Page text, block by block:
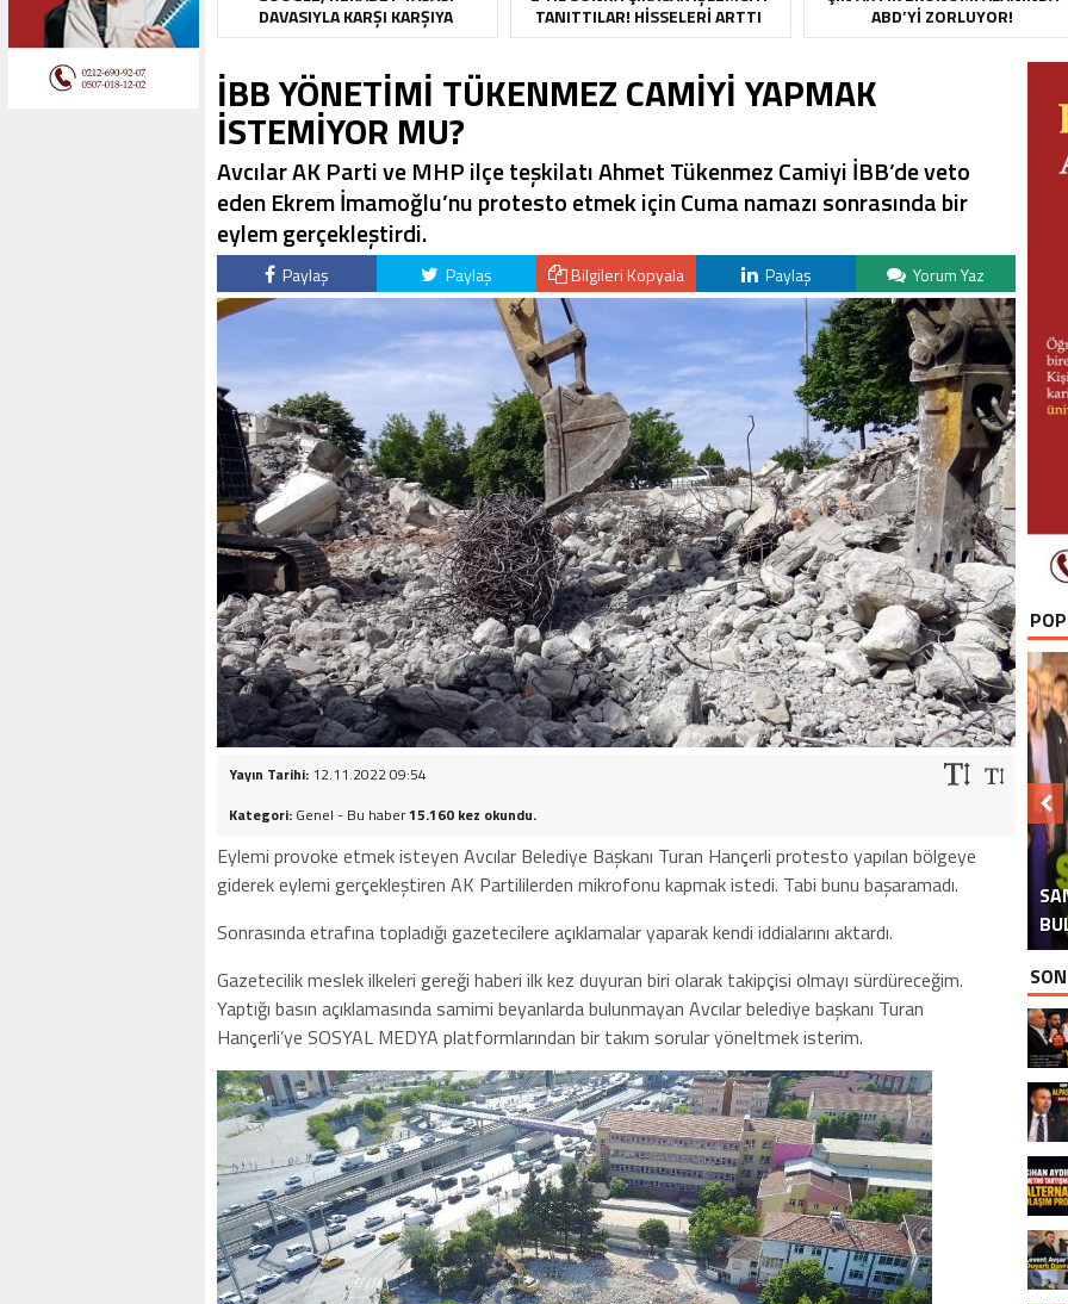
DAVASIYLA KARŞI KARŞIYA
TANITTILAR! HISSELERI ARTTI
ABD’YI ZORLUYOR!
İBB YÖNETİMİ TÜKENMEZ CAMİYİ YAPMAK
İSTEMİYOR MU?
Avcılar AK Parti ve MHP ilçe teşkilatı Ahmet Tükenmez Camiyi İBB’de veto
eden Ekrem İmamoğlu’nu protesto etmek için Cuma namazı sonrasında bir
eylem gerçekleştirdi.
Paylaş Paylaş Bilgileri Kopyala Paylaş Yorum Yaz
Yayın Tarihi: 12.11.2022 09:54
Kategori: Genel - Bu haber15.160 kez okundu.
Eylemi provoke etmek isteyen Avcılar Belediye Başkanı Turan Hançerli protesto yapılan bölgeye
giderek eylemi gerçekleştiren AK Partililerden mikrofonu kapmak istedi. Tabi bunu başaramadı.
Sonrasında etrafına topladığı gazetecilere açıklamalar yaparak kendi iddialarını aktardı.
Gazetecilik meslek ilkeleri gereği haberi ilk kez duyuran biri olarak takipçisi olmayı sürdüreceğim.
Yaptığı basın açıklamasında samimi beyanlarda bulunmayan Avcılar belediye başkanı Turan
Hançerli’ye SOSYAL MEDYA platformlarından bir takım sorular yöneltmek isterim.